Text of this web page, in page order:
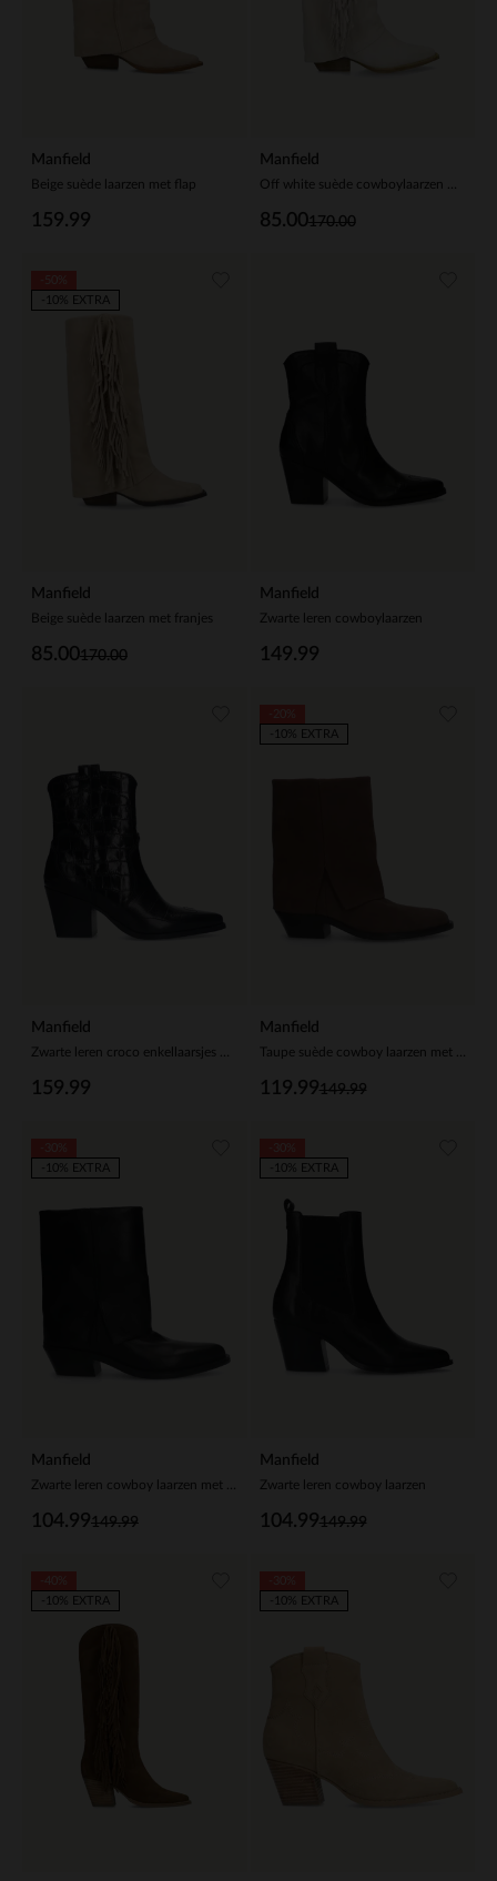
Manfield
Beige suède laarzen met flap
159.99
Manfield
170.00
85.00
Manfield
Beige suède laarzen met franjes
170.00
85.00
-10% EXTRA
Manfield
Zwarte leren cowboylaarzen
149.99
Manfield
159.99
Manfield
149.99
119.99
-10% EXTRA
Manfield
149.99
104.99
-10% EXTRA
Manfield
Zwarte leren cowboy laarzen
149.99
104.99
-10% EXTRA
-10% EXTRA
-10% EXTRA